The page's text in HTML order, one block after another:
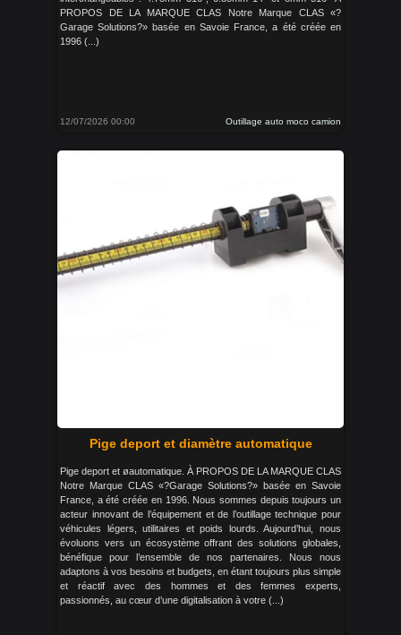
PROPOS DE LA MARQUE CLAS Notre Marque CLAS «?
Garage Solutions?» basée en Savoie France, a été créée en
1996 (...)
12/07/2026 00:00 Outillage auto moco camion
Pige deport et diamètre automatique
Pige deport et øautomatique. À PROPOS DE LA MARQUE CLAS
Notre Marque CLAS «?Garage Solutions?» basée en Savoie
France, a été créée en 1996. Nous sommes depuis toujours un
acteur innovant de l’équipement et de l’outillage technique pour
véhicules légers, utilitaires et poids lourds. Aujourd’hui, nous
évoluons vers un écosystème offrant des solutions globales,
bénéfique pour l’ensemble de nos partenaires. Nous nous
adaptons à vos besoins et budgets, en étant toujours plus simple
et réactif avec des hommes et des femmes experts,
passionnés, au cœur d’une digitalisation à votre (...)